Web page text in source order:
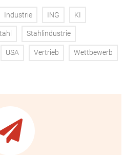
Industrie ING KI
Stahlindustrie
USA Vertrieb Wettbewerb